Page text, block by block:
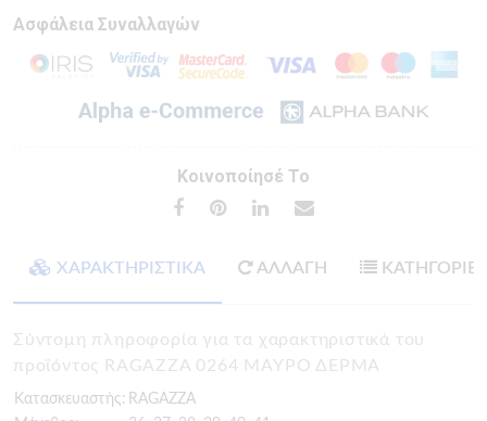
Ασφάλεια Συναλλαγών
Κοινοποίησέ Το
ΧΑΡΑΚΤΗΡΙΣΤΙΚΑ ΑΛΛΑΓΗ ΚΑΤΗΓΟΡΙΕΣ
Σύντομη πληροφορία για τα χαρακτηριστικά του
προϊόντος RAGAZZA 0264 ΜΑΥΡΟ ΔΕΡΜΑ
Κατασκευαστής: RAGAZZA